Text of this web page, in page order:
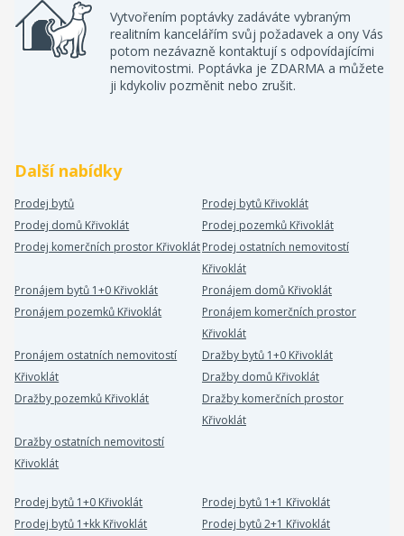
Vytvořením poptávky zadáváte vybraným
realitním kancelářím svůj požadavek a ony Vás
potom nezávazně kontaktují s odpovídajícími
nemovitostmi. Poptávka je ZDARMA a můžete
ji kdykoliv pozměnit nebo zrušit.
Další nabídky
Prodej bytů
Prodej bytů Křivoklát
Prodej domů Křivoklát
Prodej pozemků Křivoklát
Prodej komerčních prostor KřivoklátProdej ostatních nemovitostí
Křivoklát
Pronájem bytů 1+0 Křivoklát
Pronájem domů Křivoklát
Pronájem pozemků Křivoklát
Pronájem komerčních prostor
Křivoklát
Pronájem ostatních nemovitostí
Křivoklát
Dražby bytů 1+0 Křivoklát
Dražby domů Křivoklát
Dražby pozemků Křivoklát
Dražby komerčních prostor
Křivoklát
Dražby ostatních nemovitostí
Křivoklát
Prodej bytů 1+0 Křivoklát
Prodej bytů 1+1 Křivoklát
Prodej bytů 1+kk Křivoklát
Prodej bytů 2+1 Křivoklát